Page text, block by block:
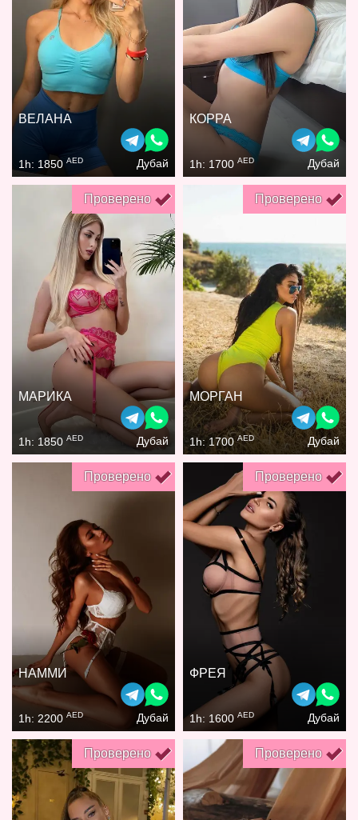
ВЕЛАНА
1h: 1850 AED Дубай
КОРРА
1h: 1700 AED Дубай
Проверено
МАРИКА
1h: 1850 AED Дубай
Проверено
МОРГАН
1h: 1700AED Дубай
Проверено
НАММИ
1h: 2200 AED Дубай
Проверено
ФРЕЯ
1h: 1600 AED Дубай
Проверено Проверено